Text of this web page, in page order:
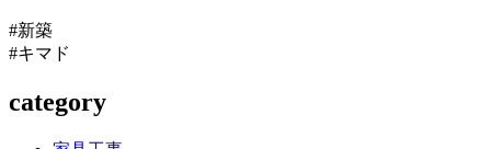
#新築
#キマド
category